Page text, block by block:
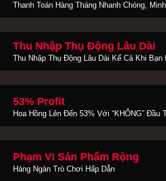
Thanh Toán Hàng Tháng Nhanh Chóng,
Thu Nhập Thụ Động Lâu Dài
Thu Nhập Thụ Động Lâu Dài Kể Cả Khi Bạn
53% Profit
Hoa Hồng Lên Đến 53% Với “KHÔNG” Đầu
Phạm Vi Sản Phẩm Rộng
Hàng Ngàn Trò Chơi Hấp Dẫn